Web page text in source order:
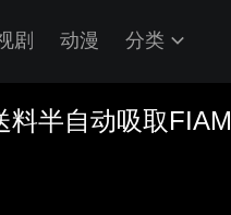
剧 动漫 分类
料半自动吸取FIAM